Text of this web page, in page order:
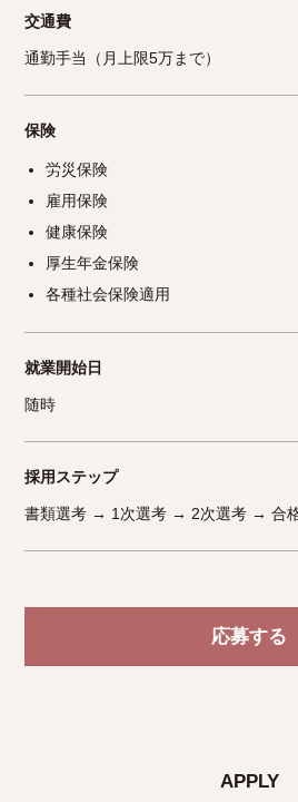
交通費
通勤手当（月上限5万まで）
保険
労災保険
雇用保険
健康保険
厚生年金保険
各種社会保険適用
就業開始日
随時
採用ステップ
書類選考 → 1次選考 → 2次選考 → 合格
応募する
APPLY